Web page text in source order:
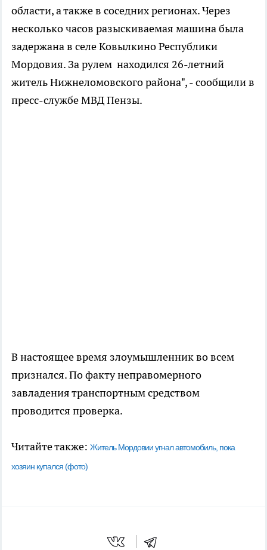
области, а также в соседних регионах. Через
несколько часов разыскиваемая машина была
задержана в селе Ковылкино Республики
Мордовия. За рулем находился 26-летний
житель Нижнеломовского района", - сообщили в
пресс-службе МВД Пензы.
В настоящее время злоумышленник во всем
признался. По факту неправомерного
завладения транспортным средством
проводится проверка.
Читайте также: Житель Мордовии угнал автомобиль, пока
хозяин купался (фото)